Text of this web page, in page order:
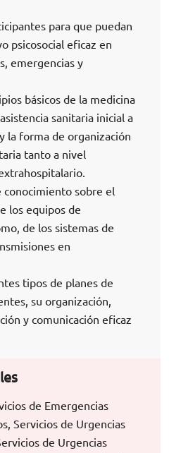
para que puedan
psicosocial eficaz en
emergencias y
básicos de la medicina
sanitaria inicial a
la forma de organización
tanto a nivel
conocimiento sobre el
los equipos de
de los sistemas de
en
tipos de planes de
su organización,
y comunicación eficaz
de Emergencias
Servicios de Urgencias
de Urgencias